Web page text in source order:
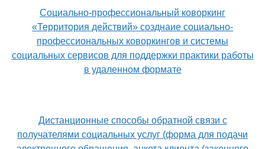
Социально-профессиональный коворкинг
«Территория действий» созднаие социально-
профессиональных коворкингов и системы
социальных сервисов для поддержки практики работы
в удаленном формате
Дистанционные способы обратной связи с
получателями социальных услуг (форма для подачи